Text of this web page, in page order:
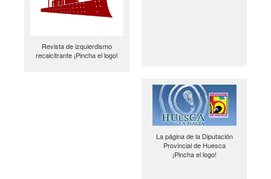
Revista de izquierdismo
recalcitrante ¡Pincha el logo!
La página de la Diputación
Provincial de Huesca
¡Pincha el logo!